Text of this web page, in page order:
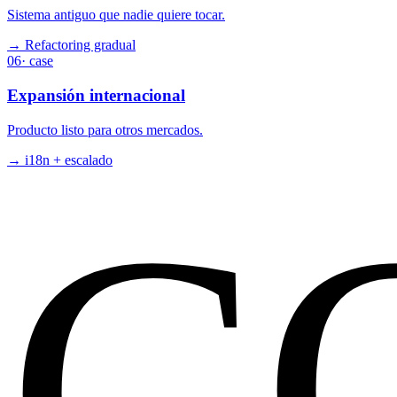
Sistema antiguo que nadie quiere tocar.
→ Refactoring gradual
06· case
Expansión internacional
Producto listo para otros mercados.
→ i18n + escalado